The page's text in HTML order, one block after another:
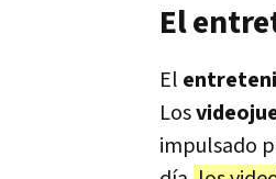
El
El
Los
impulsado